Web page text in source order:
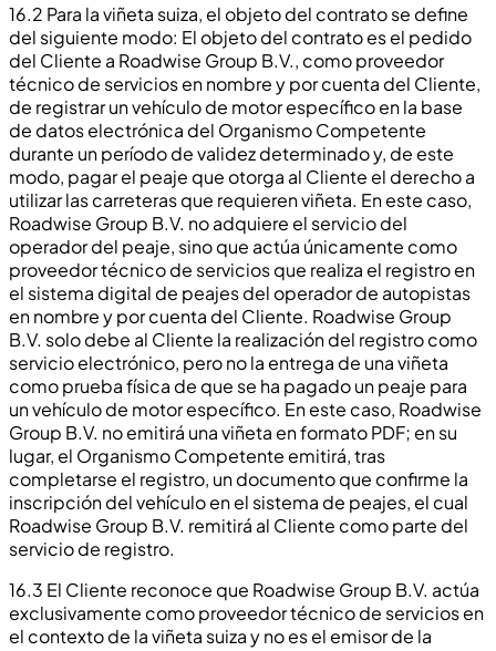
16.2 Para la viñeta suiza, el objeto del contrato se define
del siguiente modo: El objeto del contrato es el pedido
del Cliente a Roadwise Group B.V., como proveedor
técnico de servicios en nombre y por cuenta del Cliente,
de registrar un vehículo de motor específico en la base
de datos electrónica del Organismo Competente
durante un período de validez determinado y, de este
modo, pagar el peaje que otorga al Cliente el derecho a
utilizar las carreteras que requieren viñeta. En este caso,
Roadwise Group B.V. no adquiere el servicio del
operador del peaje, sino que actúa únicamente como
proveedor técnico de servicios que realiza el registro en
el sistema digital de peajes del operador de autopistas
en nombre y por cuenta del Cliente. Roadwise Group
B.V. solo debe al Cliente la realización del registro como
servicio electrónico, pero no la entrega de una viñeta
como prueba física de que se ha pagado un peaje para
un vehículo de motor específico. En este caso, Roadwise
Group B.V. no emitirá una viñeta en formato PDF; en su
lugar, el Organismo Competente emitirá, tras
completarse el registro, un documento que confirme la
inscripción del vehículo en el sistema de peajes, el cual
Roadwise Group B.V. remitirá al Cliente como parte del
servicio de registro.
16.3 El Cliente reconoce que Roadwise Group B.V. actúa
exclusivamente como proveedor técnico de servicios en
el contexto de la viñeta suiza y no es el emisor de la